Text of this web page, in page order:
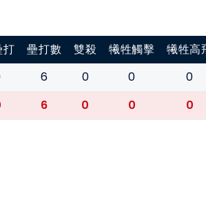
打 壘打數 雙殺 犧牲觸擊 犧牲高
6 0 0 0
6 0 0 0